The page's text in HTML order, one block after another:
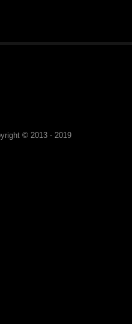
© 2013 - 2019